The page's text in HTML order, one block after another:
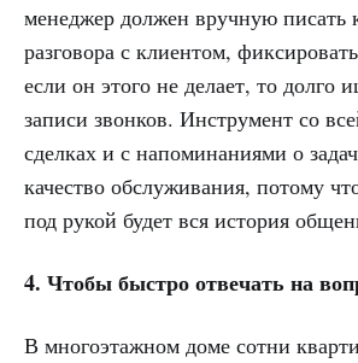
менеджер должен вручную писать
разговора с клиентом,
если он этого не делает, то долго
записи звонков. Инструмент со
сделках и с напоминаниями о
качество обслуживания, потому
под рукой будет вся история
4. Чтобы быстро отвечать на
В многоэтажном доме сотни